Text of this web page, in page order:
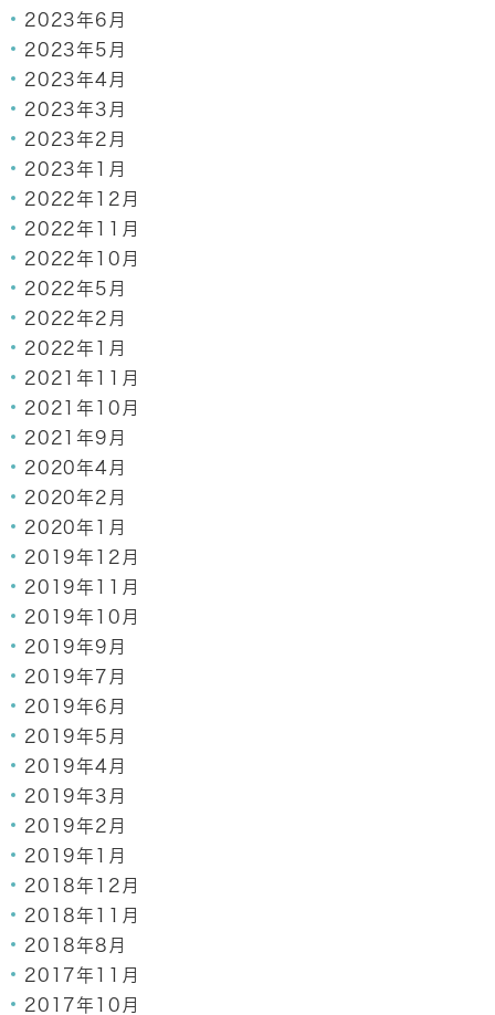
2023年6月
2023年5月
2023年4月
2023年3月
2023年2月
2023年1月
2022年12月
2022年11月
2022年10月
2022年5月
2022年2月
2022年1月
2021年11月
2021年10月
2021年9月
2020年4月
2020年2月
2020年1月
2019年12月
2019年11月
2019年10月
2019年9月
2019年7月
2019年6月
2019年5月
2019年4月
2019年3月
2019年2月
2019年1月
2018年12月
2018年11月
2018年8月
2017年11月
2017年10月